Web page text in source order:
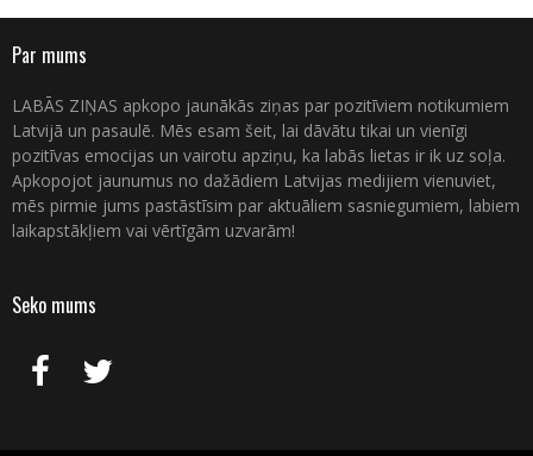
Par mums
LABĀS ZIŅAS apkopo jaunākās ziņas par pozitīviem notikumiem
Latvijā un pasaulē. Mēs esam šeit, lai dāvātu tikai un vienīgi
pozitīvas emocijas un vairotu apziņu, ka labās lietas ir ik uz soļa.
Apkopojot jaunumus no dažādiem Latvijas medijiem vienuviet,
mēs pirmie jums pastāstīsim par aktuāliem sasniegumiem, labiem
laikapstākļiem vai vērtīgām uzvarām!
Seko mums